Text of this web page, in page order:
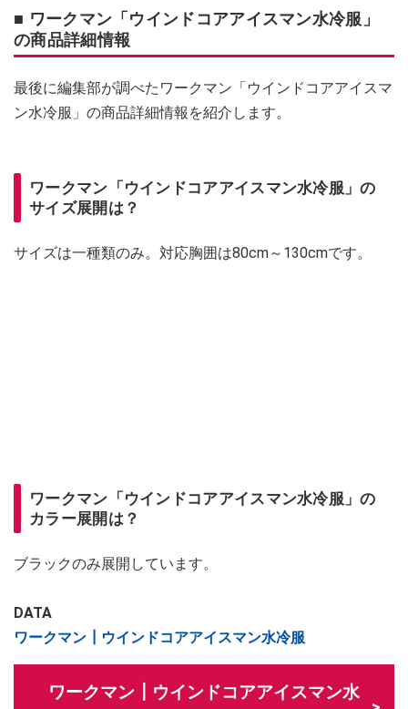
■ ワークマン「ウインドコアアイスマン水冷服」
の商品詳細情報
最後に編集部が調べたワークマン「ウインドコアアイスマ
ン水冷服」の商品詳細情報を紹介します。
ワークマン「ウインドコアアイスマン水冷服」の
サイズ展開は？
サイズは一種類のみ。対応胸囲は80cm～130cmです。
ワークマン「ウインドコアアイスマン水冷服」の
カラー展開は？
ブラックのみ展開しています。
DATA
ワークマン┃ウインドコアアイスマン水冷服
ワークマン┃ウインドコアアイスマン水